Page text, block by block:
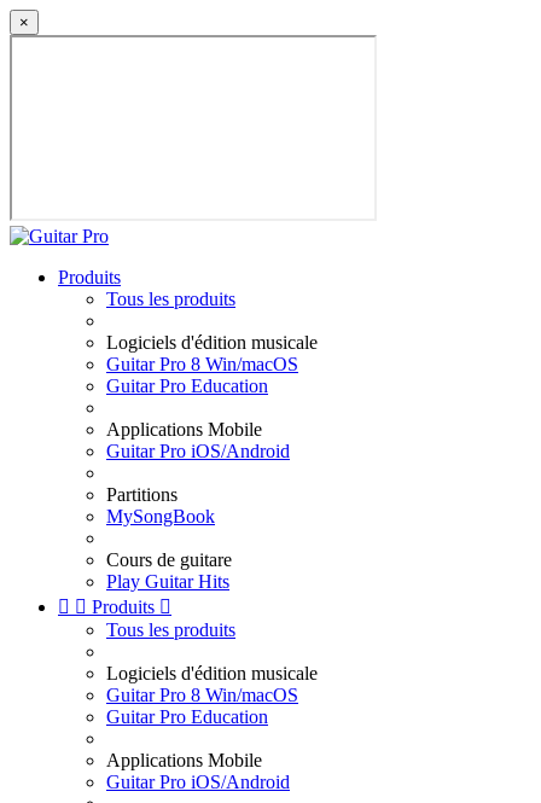
×
Produits
Tous les produits
Logiciels d'édition musicale
Guitar Pro 8 Win/macOS
Guitar Pro Education
Applications Mobile
Guitar Pro iOS/Android
Partitions
MySongBook
Cours de guitare
Play Guitar Hits
  Produits 
Tous les produits
Logiciels d'édition musicale
Guitar Pro 8 Win/macOS
Guitar Pro Education
Applications Mobile
Guitar Pro iOS/Android